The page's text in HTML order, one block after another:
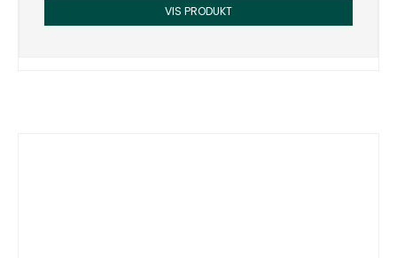
VIS PRODUKT